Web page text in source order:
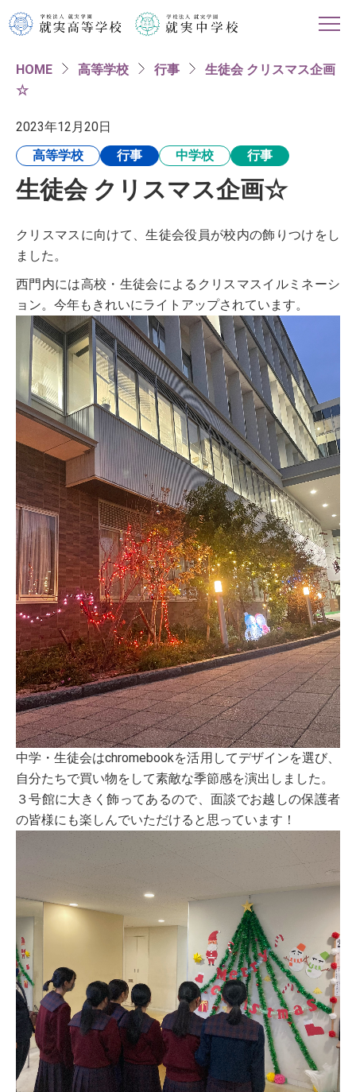
HOME
学校紹介
高等学校
進路情報
入試・イベント情報
対象者別
受験生の方へ
在校生・保護者の方へ
卒業生の方へ
ご支援のお願い
HOME 高等学校 行事
生徒会 クリスマス企画
☆
2023年12月20日
高等学校
行事 中学校 行事
生徒会 クリスマス企画☆
クリスマスに向けて、生徒会役員が校内の飾りつけをし
ました。
西門内には高校・生徒会によるクリスマスイルミネーシ
ョン。今年もきれいにライトアップされています。
中学・生徒会はchromebookを活用してデザインを選び、
自分たちで買い物をして素敵な季節感を演出しました。
３号館に大きく飾ってあるので、面談でお越しの保護者
の皆様にも楽しんでいただけると思っています！